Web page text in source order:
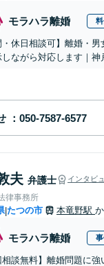
モラハラ離婚
・休日相談可】離婚・
しながら対応します｜神
夫 弁護士 インタビ
律事務所
|たつの市 本竜野駅
モラハラ離婚
相談無料】離婚問題に